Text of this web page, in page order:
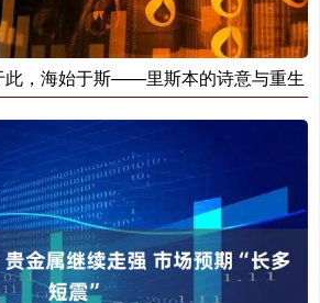
此，海始于斯——里斯本的诗意与重生